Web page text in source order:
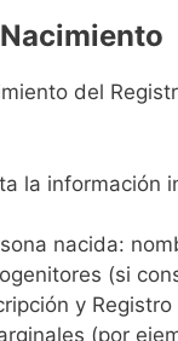
del
la información
nacida:
(si
y
(por